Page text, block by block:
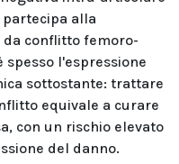
alla
conflitto femoro-
l'espressione
sottostante: trattare
equivale a curare
con un rischio elevato
del danno.